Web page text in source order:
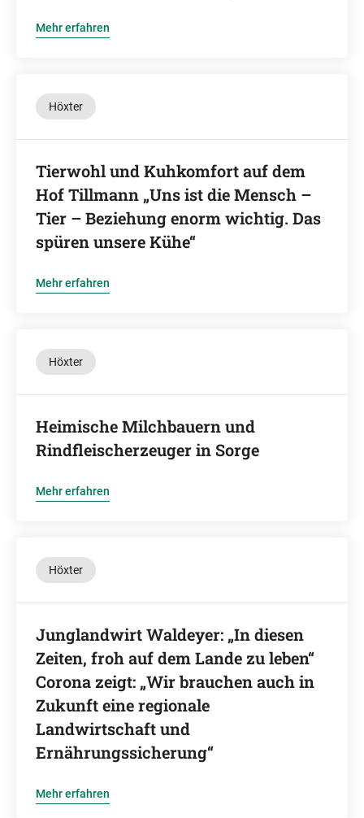
Mehr erfahren
Höxter
Tierwohl und Kuhkomfort auf dem
Hof Tillmann „Uns ist die Mensch –
Tier – Beziehung enorm wichtig. Das
spüren unsere Kühe“
Mehr erfahren
Höxter
Heimische Milchbauern und
Rindfleischerzeuger in Sorge
Mehr erfahren
Höxter
Junglandwirt Waldeyer: „In diesen
Zeiten, froh auf dem Lande zu leben“
Corona zeigt: „Wir brauchen auch in
Zukunft eine regionale
Landwirtschaft und
Ernährungssicherung“
Mehr erfahren